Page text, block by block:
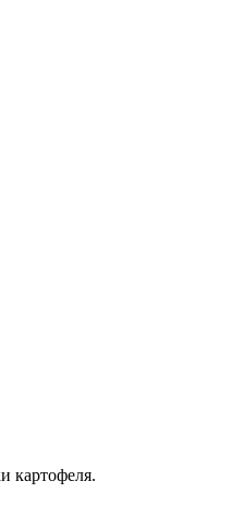
картофеля.